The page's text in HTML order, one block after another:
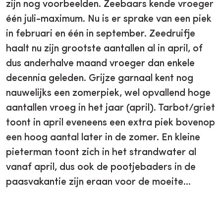
zijn nog voorbeelden. Zeebaars kende vroeger
één juli-maximum. Nu is er sprake van een piek
in februari en één in september. Zeedruifje
haalt nu zijn grootste aantallen al in april, of
dus anderhalve maand vroeger dan enkele
decennia geleden. Grijze garnaal kent nog
nauwelijks een zomerpiek, wel opvallend hoge
aantallen vroeg in het jaar (april). Tarbot/griet
toont in april eveneens een extra piek bovenop
een hoog aantal later in de zomer. En kleine
pieterman toont zich in het strandwater al
vanaf april, dus ook de pootjebaders in de
paasvakantie zijn eraan voor de moeite...